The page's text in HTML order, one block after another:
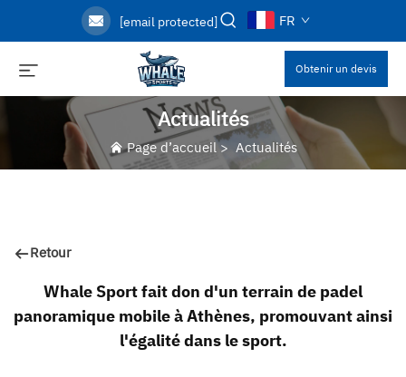
[email protected] FR
Obtenir un devis
Actualités
Page d’accueil> Actualités
Retour
Whale Sport fait don d'un terrain de padel
panoramique mobile à Athènes, promouvant ainsi
l'égalité dans le sport.